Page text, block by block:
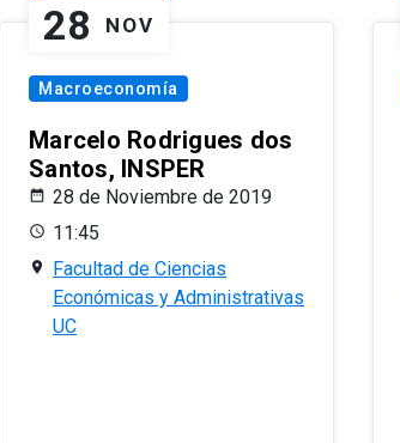
28 NOV
Macroeconomía
Marcelo Rodrigues dos
Santos, INSPER
28 de Noviembre de 2019
11:45
Facultad de Ciencias
Económicas y Administrativas
UC